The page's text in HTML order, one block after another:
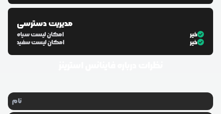
مدیریت دسترسی
امکان لیست سیاه
خیر
امکان لیست سفید
خیر